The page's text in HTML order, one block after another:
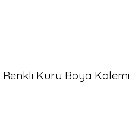
Kuru Boya